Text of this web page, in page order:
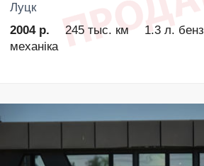
Луцк
2004 р.
245 тыс. км 1.3 л.
механіка